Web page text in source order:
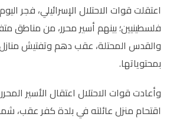
فلسطينيين؛ بينهم أسير محرر، من مناطق
والقدس المحتلة، عقب دهم وتفتيش منازل
بمحتوياتها.
وأعادت قوات الاحتلال اعتقال الأسير
اقتحام منزل عائلته في بلدة كفر عقب،